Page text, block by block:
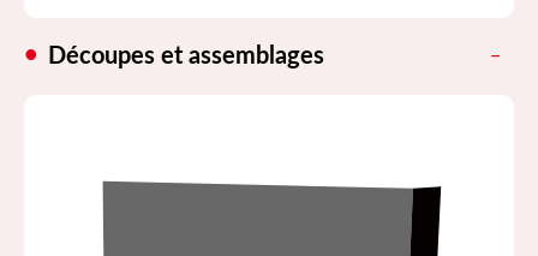
Découpes et assemblages